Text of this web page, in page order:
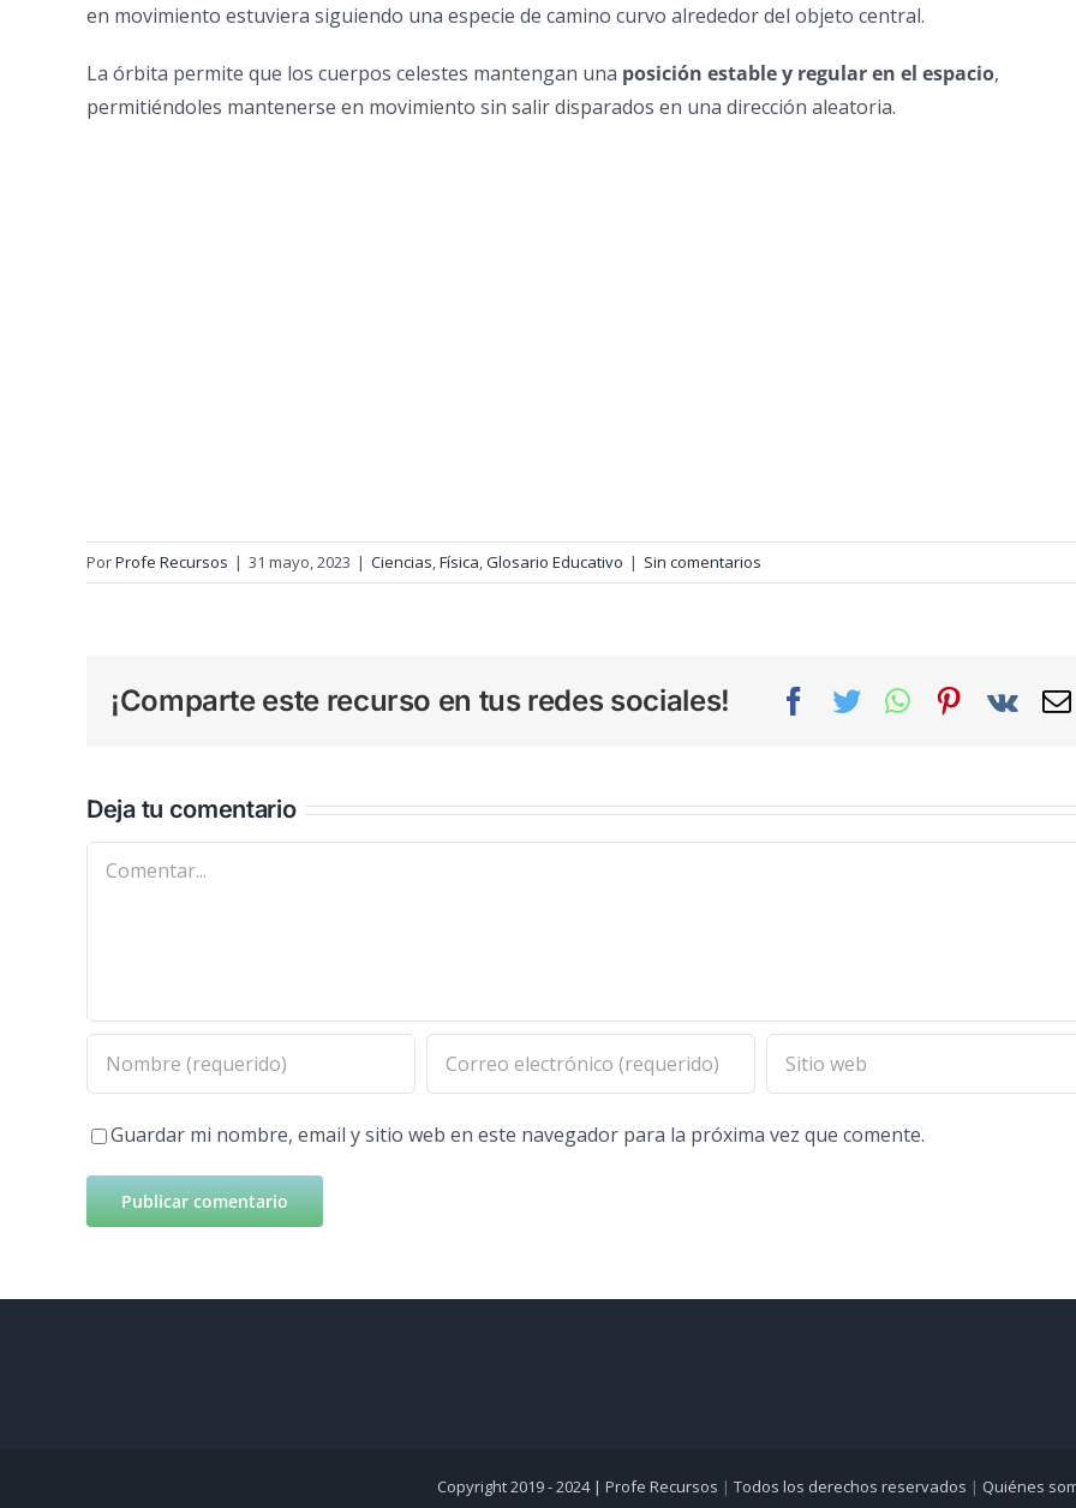
en movimiento estuviera siguiendo una especie de camino curvo alrededor del objeto central.
La órbita permite que los cuerpos celestes mantengan una posición estable y regular en el espacio,
permitiéndoles mantenerse en movimiento sin salir disparados en una dirección aleatoria.
PorProfe Recursos | 31 mayo, 2023 | Ciencias,Física,Glosario Educativo | Sin comentarios
¡Comparte este recurso en tus redes sociales! Facebook
TwitterWhatsAppPinterest
Vk
Deja tu comentario
Comentar
Guardar mi nombre, email y sitio web en este navegador para la próxima vez que comente.
Copyright 2019 - 2024 | Profe Recursos | Todos los derechos reservados | Quiénes